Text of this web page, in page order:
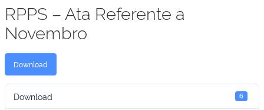
RPPS – Ata Referente a
Novembro
Download
Download 6